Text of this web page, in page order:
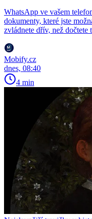
WhatsApp ve vašem
dokumenty, které jste
zvládnete dřív, než dočtete
Mobify.cz
dnes, 08:40
4 min